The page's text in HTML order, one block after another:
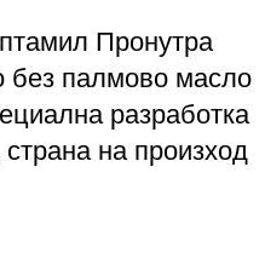
Пронутра
без палмово масло
разработка
на произход